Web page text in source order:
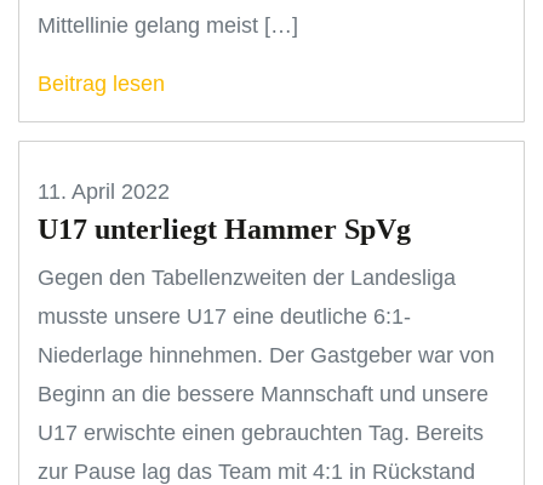
Mittellinie gelang meist […]
Beitrag lesen
11. April 2022
U17 unterliegt Hammer SpVg
Gegen den Tabellenzweiten der Landesliga
musste unsere U17 eine deutliche 6:1-
Niederlage hinnehmen. Der Gastgeber war von
Beginn an die bessere Mannschaft und unsere
U17 erwischte einen gebrauchten Tag. Bereits
zur Pause lag das Team mit 4:1 in Rückstand